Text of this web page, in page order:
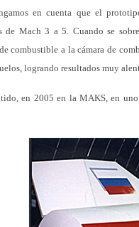
en cuenta que el
de Mach 3 a 5. Cuando se
combustible a la cámara de
logrando resultados muy
en 2005 en la MAKS, en